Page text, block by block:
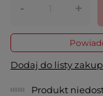
- +
Dodaj do listy
Produkt